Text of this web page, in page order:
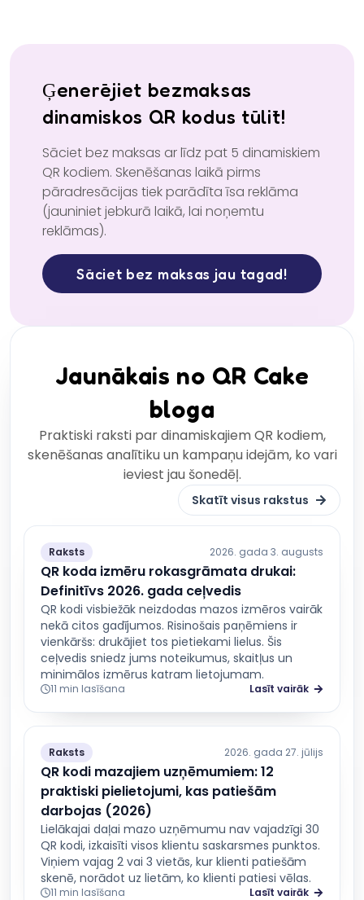
Ģenerējiet bezmaksas
dinamiskos QR kodus tūlīt!
Sāciet bez maksas ar līdz pat 5 dinamiskiem
QR kodiem. Skenēšanas laikā pirms
pāradresācijas tiek parādīta īsa reklāma
(jauniniet jebkurā laikā, lai noņemtu
reklāmas).
Sāciet bez maksas jau tagad!
Jaunākais no QR Cake
bloga
Praktiski raksti par dinamiskajiem QR kodiem,
skenēšanas analītiku un kampaņu idejām, ko vari
ieviest jau šonedēļ.
Skatīt visus rakstus
Raksts 2026. gada 3. augusts
QR koda izmēru rokasgrāmata drukai:
Definitīvs 2026. gada ceļvedis
QR kodi visbiežāk neizdodas mazos izmēros vairāk
nekā citos gadījumos. Risinošais paņēmiens ir
vienkāršs: drukājiet tos pietiekami lielus. Šis
ceļvedis sniedz jums noteikumus, skaitļus un
minimālos izmērus katram lietojumam.
11 min lasīšana Lasīt vairāk
Raksts 2026. gada 27. jūlijs
QR kodi mazajiem uzņēmumiem: 12
praktiski pielietojumi, kas patiešām
darbojas (2026)
Lielākajai daļai mazo uzņēmumu nav vajadzīgi 30
QR kodi, izkaisīti visos klientu saskarsmes punktos.
Viņiem vajag 2 vai 3 vietās, kur klienti patiešām
skenē, norādot uz lietām, ko klienti patiesi vēlas.
11 min lasīšana Lasīt vairāk